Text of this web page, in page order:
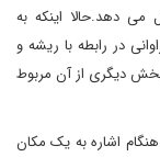
دهد.حالا اینکه به
در رابطه با ریشه و
دیگری از آن مربوط
اشاره به یک مکان